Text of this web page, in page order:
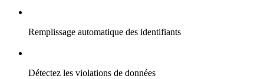
Remplissage automatique des identifiants
Détectez les violations de données